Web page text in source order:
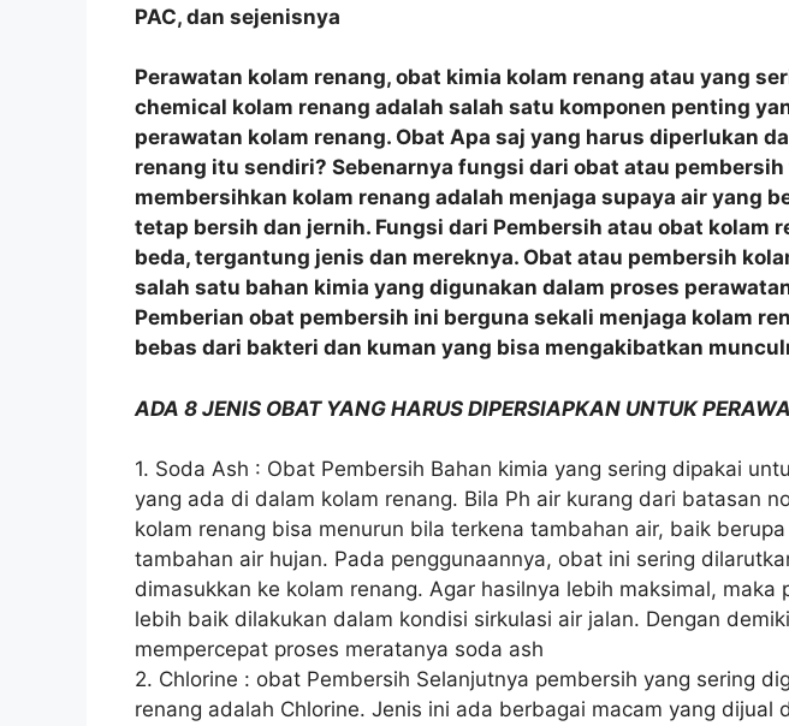
PAC, dan sejenisnya
Perawatan kolam renang, obat kimia kolam renang atau yang
chemical kolam renang adalah salah satu komponen penting
perawatan kolam renang. Obat Apa saj yang harus diperlukan
renang itu sendiri? Sebenarnya fungsi dari obat atau
membersihkan kolam renang adalah menjaga supaya air yang
tetap bersih dan jernih. Fungsi dari Pembersih atau obat kolam
beda, tergantung jenis dan mereknya. Obat atau pembersih
salah satu bahan kimia yang digunakan dalam proses
Pemberian obat pembersih ini berguna sekali menjaga kolam
bebas dari bakteri dan kuman yang bisa mengakibatkan
ADA 8 JENIS OBAT YANG HARUS DIPERSIAPKAN UNTUK
1. Soda Ash : Obat Pembersih Bahan kimia yang sering dipakai
yang ada di dalam kolam renang. Bila Ph air kurang dari batasan
kolam renang bisa menurun bila terkena tambahan air, baik
tambahan air hujan. Pada penggunaannya, obat ini sering
dimasukkan ke kolam renang. Agar hasilnya lebih maksimal, maka
lebih baik dilakukan dalam kondisi sirkulasi air jalan. Dengan
mempercepat proses meratanya soda ash
2. Chlorine : obat Pembersih Selanjutnya pembersih yang sering
renang adalah Chlorine. Jenis ini ada berbagai macam yang dijual